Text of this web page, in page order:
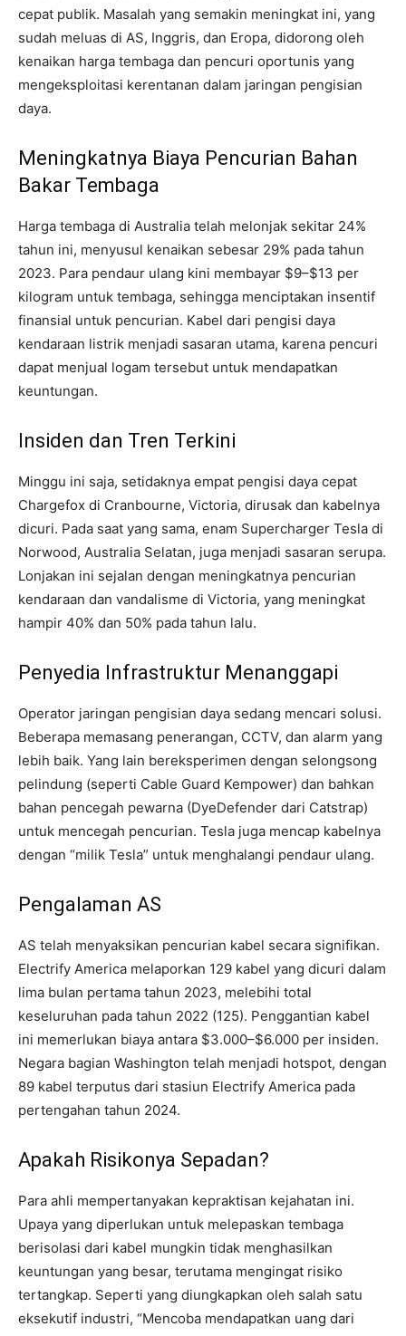
cepat publik. Masalah yang semakin meningkat ini, yang
sudah meluas di AS, Inggris, dan Eropa, didorong oleh
kenaikan harga tembaga dan pencuri oportunis yang
mengeksploitasi kerentanan dalam jaringan pengisian
daya.
Meningkatnya Biaya Pencurian Bahan
Bakar Tembaga
Harga tembaga di Australia telah melonjak sekitar 24%
tahun ini, menyusul kenaikan sebesar 29% pada tahun
2023. Para pendaur ulang kini membayar $9–$13 per
kilogram untuk tembaga, sehingga menciptakan insentif
finansial untuk pencurian. Kabel dari pengisi daya
kendaraan listrik menjadi sasaran utama, karena pencuri
dapat menjual logam tersebut untuk mendapatkan
keuntungan.
Insiden dan Tren Terkini
Minggu ini saja, setidaknya empat pengisi daya cepat
Chargefox di Cranbourne, Victoria, dirusak dan kabelnya
dicuri. Pada saat yang sama, enam Supercharger Tesla di
Norwood, Australia Selatan, juga menjadi sasaran serupa.
Lonjakan ini sejalan dengan meningkatnya pencurian
kendaraan dan vandalisme di Victoria, yang meningkat
hampir 40% dan 50% pada tahun lalu.
Penyedia Infrastruktur Menanggapi
Operator jaringan pengisian daya sedang mencari solusi.
Beberapa memasang penerangan, CCTV, dan alarm yang
lebih baik. Yang lain bereksperimen dengan selongsong
pelindung (seperti Cable Guard Kempower) dan bahkan
bahan pencegah pewarna (DyeDefender dari Catstrap)
untuk mencegah pencurian. Tesla juga mencap kabelnya
dengan “milik Tesla” untuk menghalangi pendaur ulang.
Pengalaman AS
AS telah menyaksikan pencurian kabel secara signifikan.
Electrify America melaporkan 129 kabel yang dicuri dalam
lima bulan pertama tahun 2023, melebihi total
keseluruhan pada tahun 2022 (125). Penggantian kabel
ini memerlukan biaya antara $3.000–$6.000 per insiden.
Negara bagian Washington telah menjadi hotspot, dengan
89 kabel terputus dari stasiun Electrify America pada
pertengahan tahun 2024.
Apakah Risikonya Sepadan?
Para ahli mempertanyakan kepraktisan kejahatan ini.
Upaya yang diperlukan untuk melepaskan tembaga
berisolasi dari kabel mungkin tidak menghasilkan
keuntungan yang besar, terutama mengingat risiko
tertangkap. Seperti yang diungkapkan oleh salah satu
eksekutif industri, “Mencoba mendapatkan uang dari